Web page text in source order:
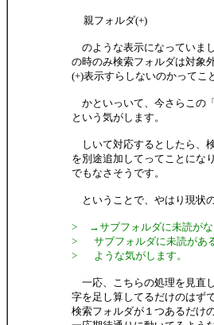
親フォルダ(+)
のような表示になっていま
の時のみ検索フォルダは対象
(+)表示すらしないのかってこ
かといっいて、今さらこの
という気がします。
しいて対応するとしたら、
を別途追加してってことにな
でもなさそうです。
ということで、やはり現状
> →サブフォルダに未読がな
> サブフォルダに未読があ
> ような気がします。
一応、こちらの処理を見直
字を足し算してるだけのはず
検索フォルダが１つあるだけ